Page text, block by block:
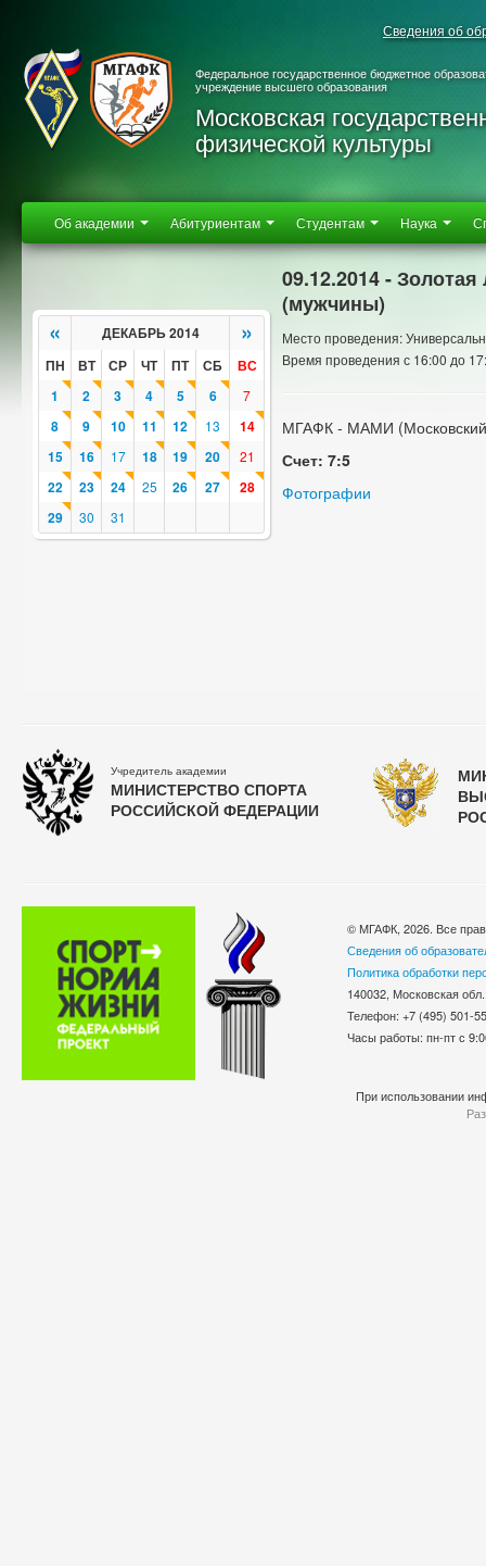
Сведения об
Федеральное государственное бюджетное
учреждение высшего образования
Московская
физической культуры
Об академии Абитуриентам Студентам Наука
« ДЕКАБРЬ 2014 »
ПН ВТ СР ЧТ ПТ СБ
ВС
1
2 3 4 5 6 7
8 9 10 11 12 13
14
15
16 17 18 19 20 21
22 23 24 25 26 27
28
29
30 31
09.12.2014 -
(мужчины)
Место проведения:
Время проведения с 16:00 до
МГАФК - МАМИ (Московский
Счет: 7:5
Фотографии
Учредитель академии
МИНИСТЕРСТВО СПОРТА
РОССИЙСКОЙ ФЕДЕРАЦИИ
© МГАФК, 2026. Все
Сведения об
Политика обработки
140032, Московская
Телефон: +7 (495)
Часы работы: пн-пт с
При использовании